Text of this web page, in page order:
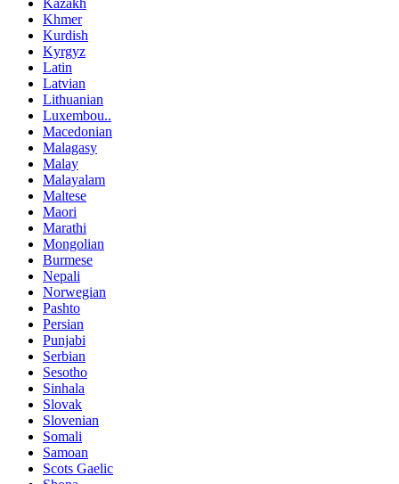
Kazakh
Khmer
Kurdish
Kyrgyz
Latin
Latvian
Lithuanian
Luxembou..
Macedonian
Malagasy
Malay
Malayalam
Maltese
Maori
Marathi
Mongolian
Burmese
Nepali
Norwegian
Pashto
Persian
Punjabi
Serbian
Sesotho
Sinhala
Slovak
Slovenian
Somali
Samoan
Scots Gaelic